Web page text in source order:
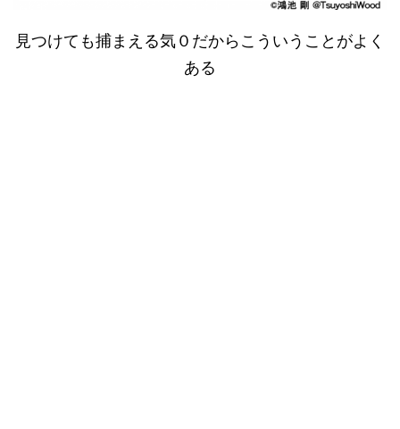
見つけても捕まえる気０だからこういうことがよく
ある